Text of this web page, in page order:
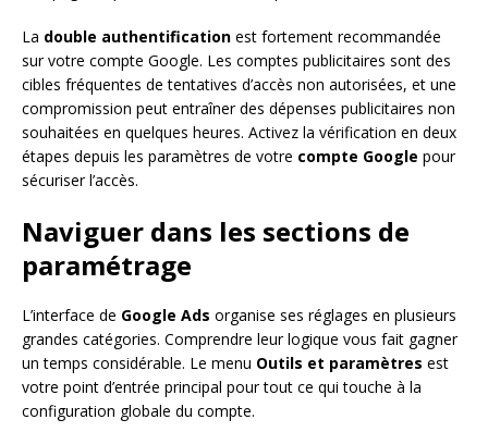
La double authentification est fortement recommandée
sur votre compte Google. Les comptes publicitaires sont des
cibles fréquentes de tentatives d’accès non autorisées, et une
compromission peut entraîner des dépenses publicitaires non
souhaitées en quelques heures. Activez la vérification en deux
étapes depuis les paramètres de votre compte Google pour
sécuriser l’accès.
Naviguer dans les sections de
paramétrage
L’interface de Google Ads organise ses réglages en plusieurs
grandes catégories. Comprendre leur logique vous fait gagner
un temps considérable. Le menu Outils et paramètres est
votre point d’entrée principal pour tout ce qui touche à la
configuration globale du compte.